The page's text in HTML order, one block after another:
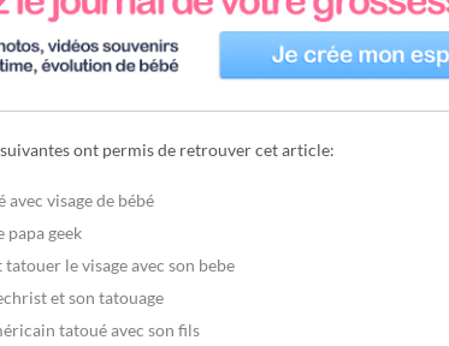
ont permis de retrouver cet article:
avec visage de bébé
papa geek
tatouer le visage avec son bebe
et son tatouage
tatoué avec son fils